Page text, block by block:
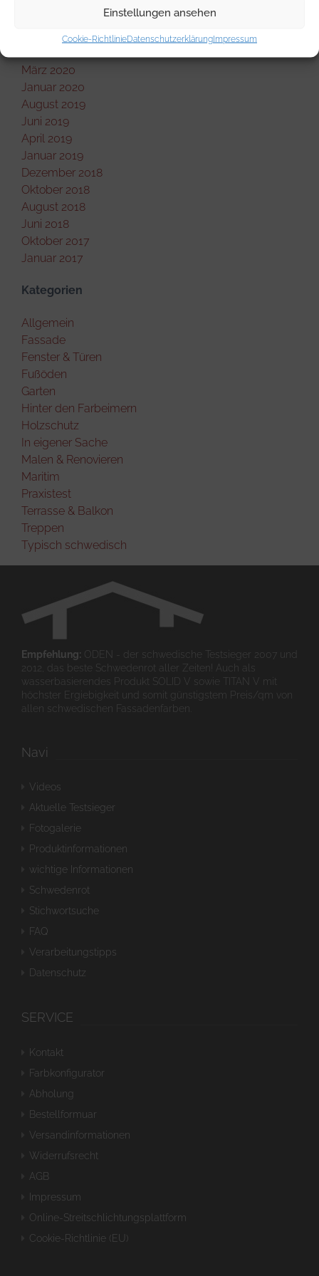
Einstellungen ansehen
Cookie-RichtlinieDatenschutzerklärungImpressum
September 2020
Juni 2020
März 2020
Januar 2020
August 2019
Juni 2019
April 2019
Januar 2019
Dezember 2018
Oktober 2018
August 2018
Juni 2018
Oktober 2017
Januar 2017
Kategorien
Allgemein
Fassade
Fenster & Türen
Fußöden
Garten
Hinter den Farbeimern
Holzschutz
In eigener Sache
Malen & Renovieren
Maritim
Praxistest
Terrasse & Balkon
Treppen
Typisch schwedisch
Empfehlung: ODEN - der schwedische Testsieger 2007 und
2012, das beste Schwedenrot aller Zeiten! Auch als
wasserbasierendes Produkt SOLID V sowie TITAN V mit
höchster Ergiebigkeit und somit günstigstem Preis/qm von
allen schwedischen Fassadenfarben.
Navi
Videos
Aktuelle Testsieger
Fotogalerie
Produktinformationen
wichtige Informationen
Schwedenrot
Stichwortsuche
FAQ
Verarbeitungstipps
Datenschutz
SERVICE
Kontakt
Farbkonfigurator
Abholung
Bestellformuar
Versandinformationen
Widerrufsrecht
AGB
Impressum
Online-Streitschlichtungsplattform
Cookie-Richtlinie (EU)